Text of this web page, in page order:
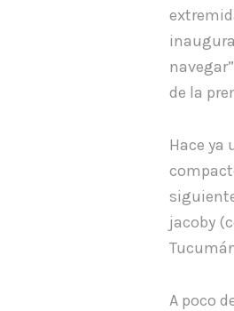
de la
Hace ya
jacoby
A poco